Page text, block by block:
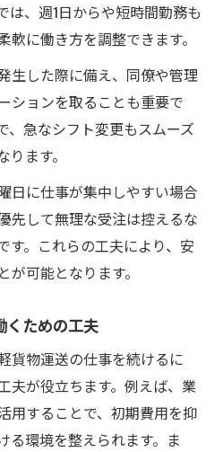
は、週1日からや短時間勤務も
に働き方を調整できます。
生した際に備え、同僚や管理
ションを取ることも重要で
、急なシフト変更もスムーズ
ます。
日に仕事が集中しやすい場合
先して無理な受注は控えるな
す。これらの工夫により、安
可能となります。
くための工夫
貨物運送の仕事を続けるに
夫が役立ちます。例えば、業
用することで、初期費用を抑
る環境を整えられます。ま